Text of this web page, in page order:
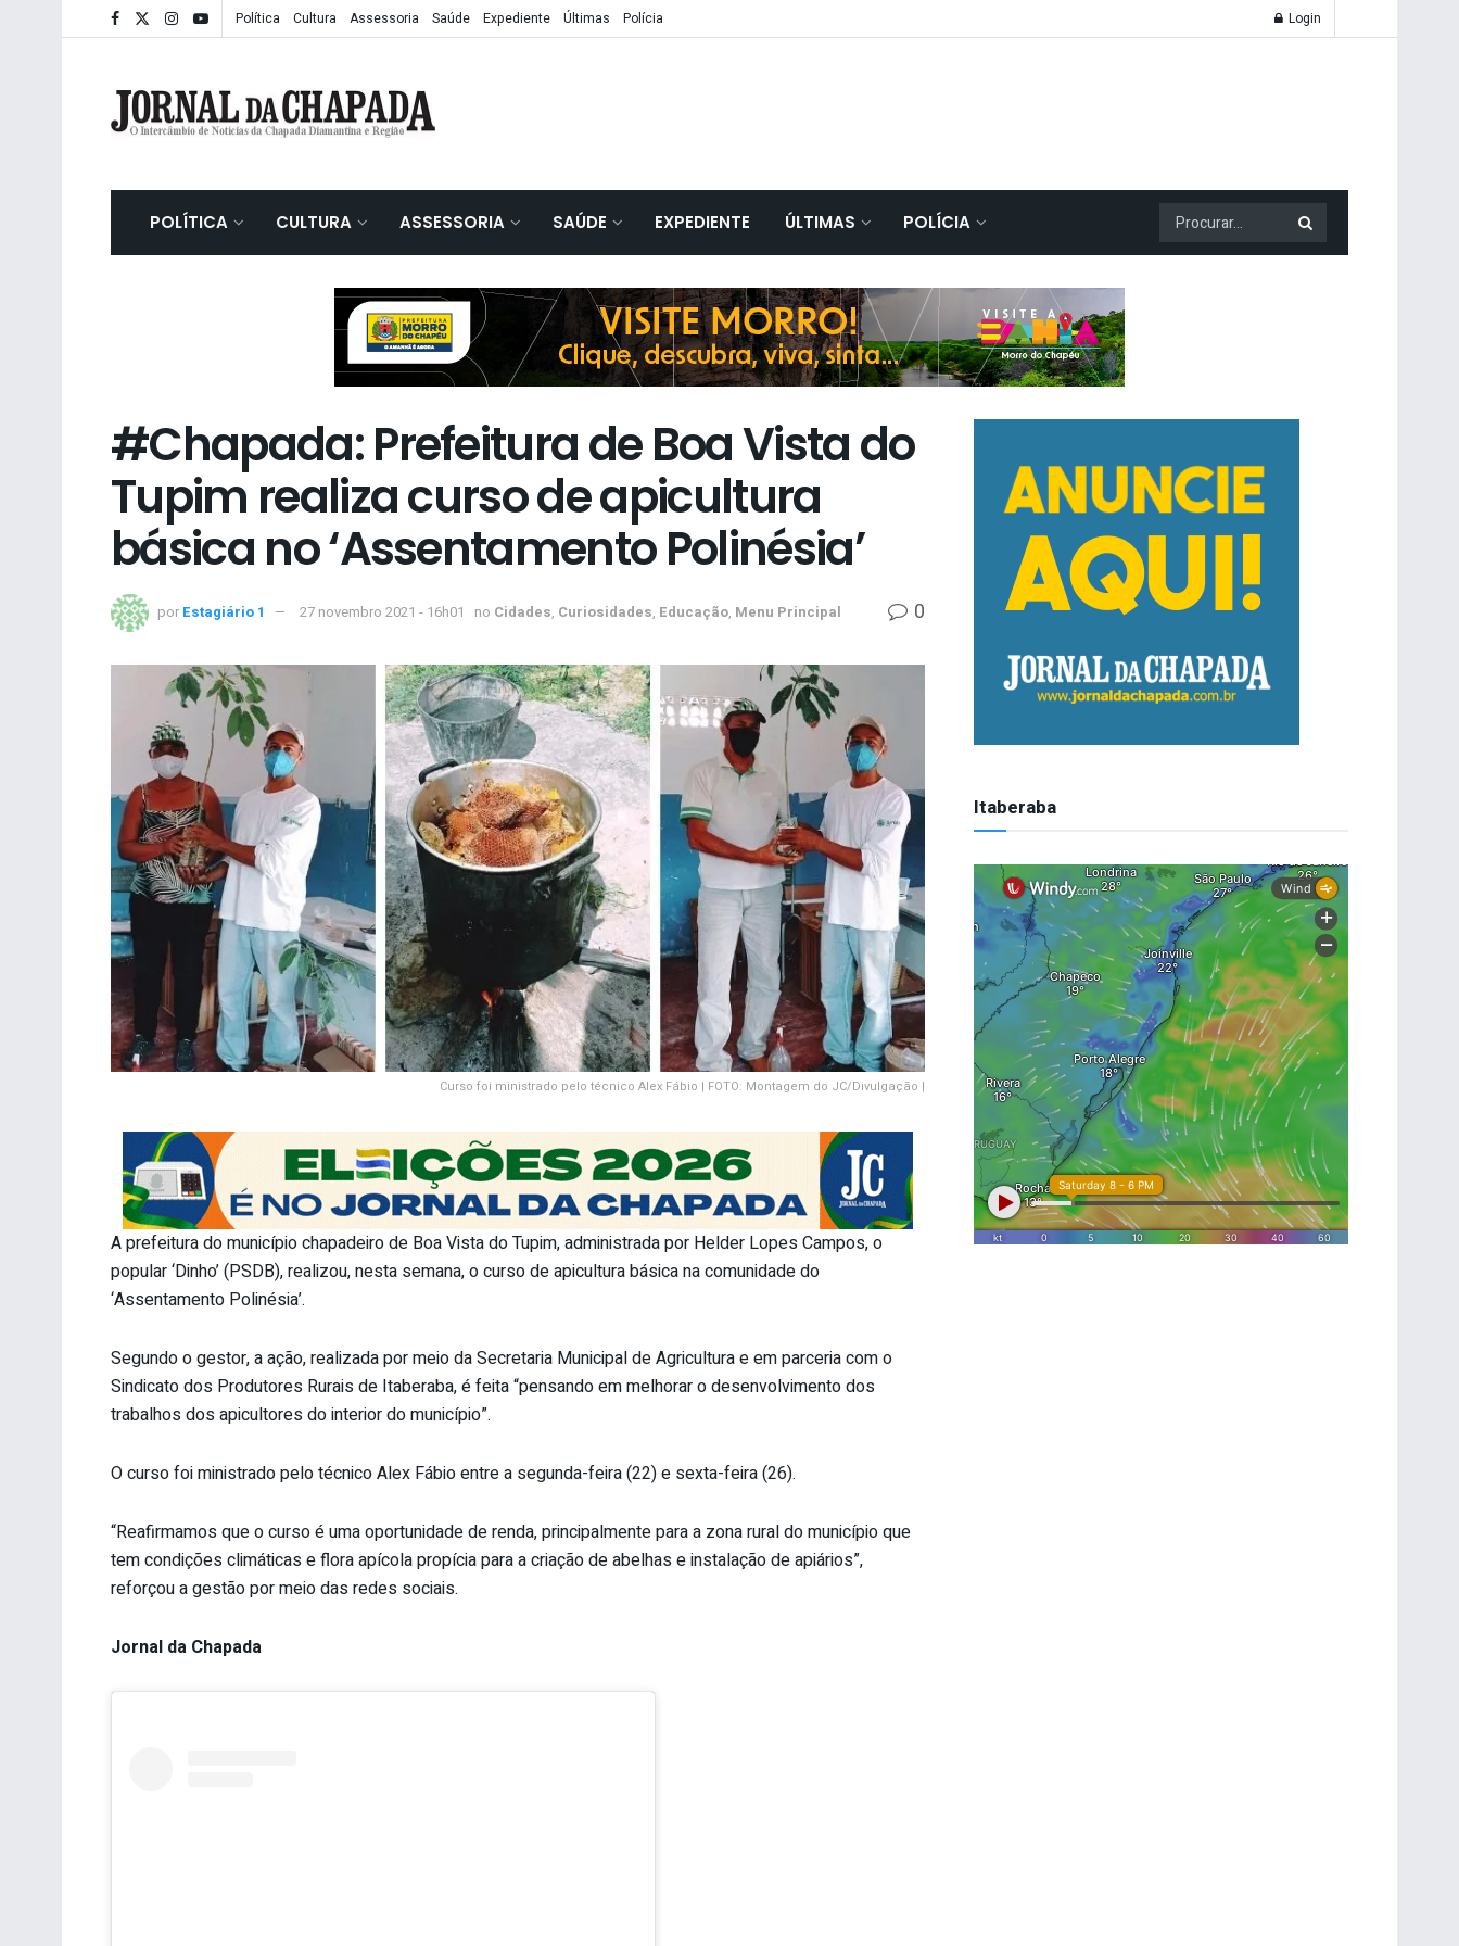
Política Cultura Assessoria Saúde Expediente Últimas Polícia Login
POLÍTICA CULTURA ASSESSORIA SAÚDE EXPEDIENTE ÚLTIMAS POLÍCIA
#Chapada: Prefeitura de Boa Vista do
Tupim realiza curso de apicultura
básica no ‘Assentamento Polinésia’
por Estagiário 1 27 novembro 2021 - 16h01 no Cidades, Curiosidades, Educação, Menu Principal 0
Curso foi ministrado pelo técnico Alex Fábio | FOTO: Montagem do JC/Divulgação |
A prefeitura do município chapadeiro de Boa Vista do Tupim, administrada por Helder Lopes Campos, o
popular ‘Dinho’ (PSDB), realizou, nesta semana, o curso de apicultura básica na comunidade do
‘Assentamento Polinésia’.
Segundo o gestor, a ação, realizada por meio da Secretaria Municipal de Agricultura e em parceria com o
Sindicato dos Produtores Rurais de Itaberaba, é feita “pensando em melhorar o desenvolvimento dos
trabalhos dos apicultores do interior do município”.
O curso foi ministrado pelo técnico Alex Fábio entre a segunda-feira (22) e sexta-feira (26).
“Reafirmamos que o curso é uma oportunidade de renda, principalmente para a zona rural do município que
tem condições climáticas e flora apícola propícia para a criação de abelhas e instalação de apiários”,
reforçou a gestão por meio das redes sociais.
Jornal da Chapada
Itaberaba